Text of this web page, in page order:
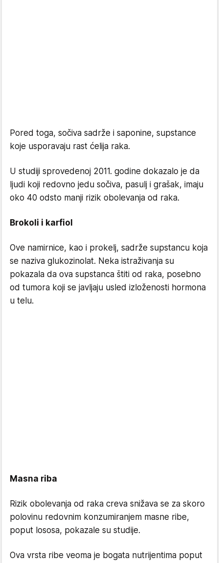
Pored toga, sočiva sadrže i saponine, supstance
koje usporavaju rast ćelija raka.
U studiji sprovedenoj 2011. godine dokazalo je da
ljudi koji redovno jedu sočiva, pasulj i grašak, imaju
oko 40 odsto manji rizik obolevanja od raka.
Brokoli i karfiol
Ove namirnice, kao i prokelj, sadrže supstancu koja
se naziva glukozinolat. Neka istraživanja su
pokazala da ova supstanca štiti od raka, posebno
od tumora koji se javljaju usled izloženosti hormona
u telu.
Masna riba
Rizik obolevanja od raka creva snižava se za skoro
polovinu redovnim konzumiranjem masne ribe,
poput lososa, pokazale su studije.
Ova vrsta ribe veoma je bogata nutrijentima poput